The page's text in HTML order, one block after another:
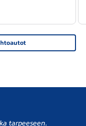
tarpeeseen.